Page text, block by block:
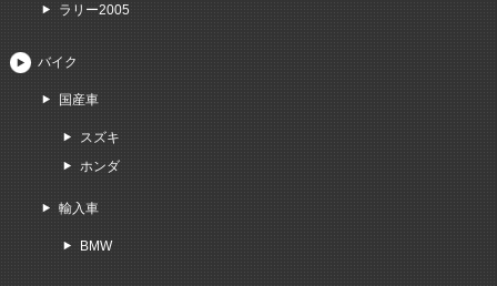
ラリー2005
バイク
国産車
スズキ
ホンダ
輸入車
BMW